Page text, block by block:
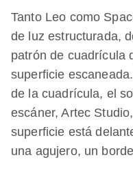
Tanto Leo como
de luz estructurada,
patrón de cuadrícula
superficie
de la cuadrícula, el
escáner, Artec
superficie está
una agujero, un